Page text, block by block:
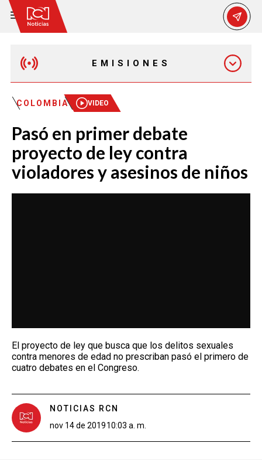
EMISIONES
MAÑANA EXPRESS
EMISIÓN 12:30 PM
EMISIÓN 7:00 PM
COLOMBIA VIDEO
Pasó en primer debate
proyecto de ley contra
violadores y asesinos de niños
El proyecto de ley que busca que los delitos sexuales
contra menores de edad no prescriban pasó el primero de
cuatro debates en el Congreso.
NOTICIAS RCN
nov 14 de 201910:03 a. m.